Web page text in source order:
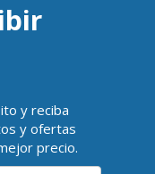
y reciba
y ofertas
precio.